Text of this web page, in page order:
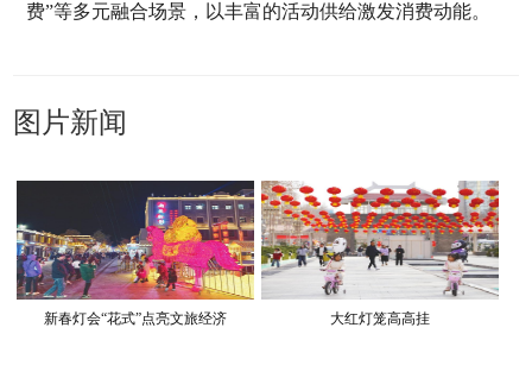
费”等多元融合场景，以丰富的活动供给激发消费动能。
图片新闻
新春灯会“花式”点亮文旅经济 大红灯笼高高挂